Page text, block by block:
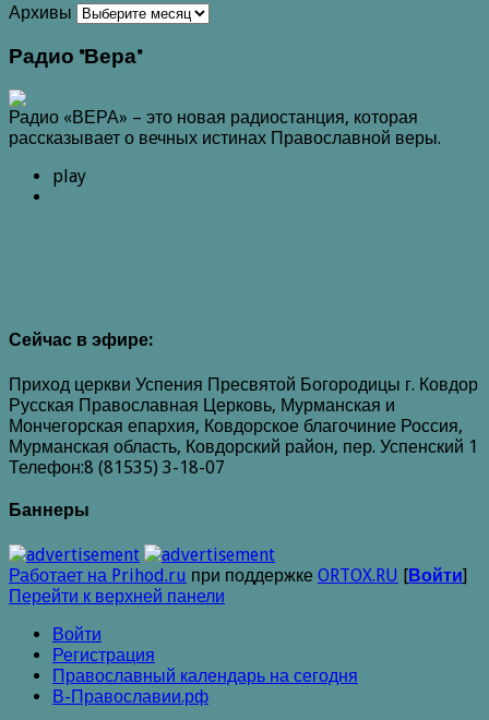
Архивы
Радио "Вера"
Радио «ВЕРА» – это новая радиостанция, которая
рассказывает о вечных истинах Православной веры.
play
Сейчас в эфире:
Приход церкви Успения Пресвятой Богородицы г. Ковдор
Русская Православная Церковь, Мурманская и
Мончегорская епархия, Ковдорское благочиние Россия,
Мурманская область, Ковдорский район, пер. Успенский 1
Телефон:8 (81535) 3-18-07
Баннеры
Работает на Prihod.ru при поддержке ORTOX.RU [Войти]
Перейти к верхней панели
Войти
Регистрация
Православный календарь на сегодня
В-Православии.рф